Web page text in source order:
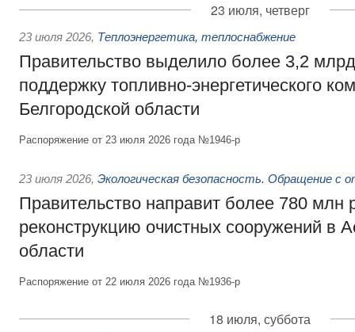
23 июля, четверг
23 июля 2026, Теплоэнергетика, теплоснабжение
Правительство выделило более 3,2
поддержку топливно-энергетического
Белгородской области
Распоряжение от 23 июля 2026 года №1946-р
23 июля 2026, Экологическая безопасность. Обращение с
Правительство направит более 780 млн
реконструкцию очистных сооружений в
области
Распоряжение от 22 июля 2026 года №1936-р
18 июля, суббота